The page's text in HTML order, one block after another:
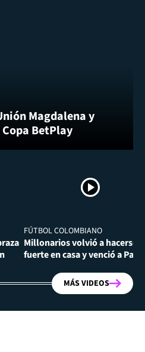
Magdalena y
BetPlay
FÚTBOL COLOMBIANO
Millonarios volvió a hacerse
fuerte en casa y venció a
MÁS VIDEOS